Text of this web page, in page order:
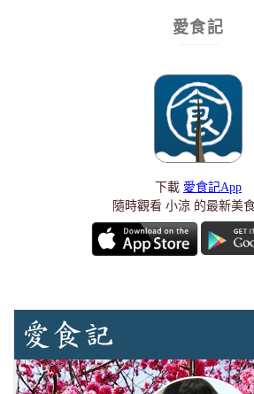
愛食記
下載 愛食記App
隨時觀看 小涼 的最新美